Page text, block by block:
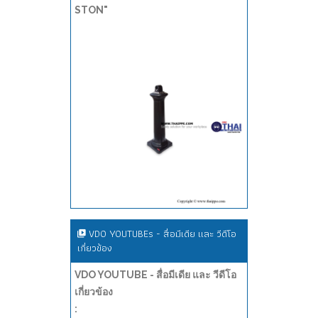
STON"
VDO YOUTUBEs - สื่อมีเดีย และ วีดีโอ
เกี่ยวข้อง
VDO YOUTUBE - สื่อมีเดีย และ วีดีโอ
เกี่ยวข้อง
: